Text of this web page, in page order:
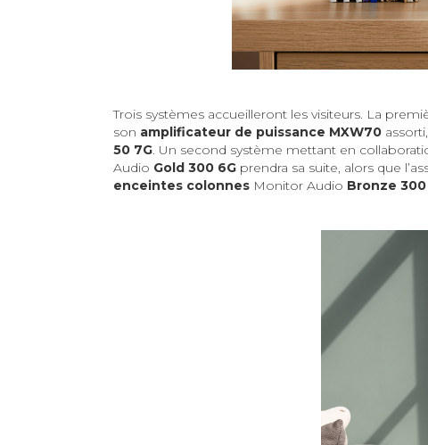
Trois systèmes accueilleront les visiteurs. La
son amplificateur de puissance MXW70
50 7G. Un second système mettant en
Audio Gold 300 6G prendra sa suite, alors que
enceintes colonnes Monitor Audio Bronze 300